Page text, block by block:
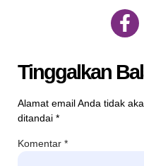
Tinggalkan
Alamat email Anda tidak
ditandai *
Komentar *